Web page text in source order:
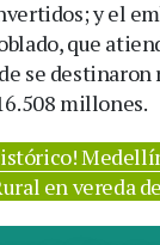
y el
que
se destinaron
millones.
en vereda